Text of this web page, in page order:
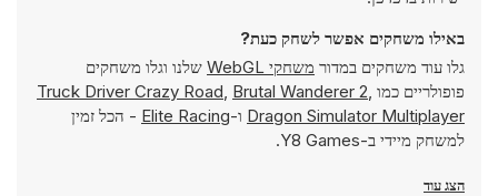
באילו משחקים אפשר לשחק כעת?
גלו עוד משחקים במדור משחקי WebGL
שלנו וגלו משחקים
פופולריים כמו
Truck Driver Crazy Road, Brutal Wanderer 2,
Dragon Simulator Multiplayer ו-Elite Racing - הכל זמין
למשחק מיידי ב-Y8 Games.
הצג עוד